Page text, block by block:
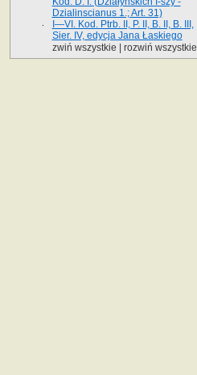
Dzialinscianus 1.; Art. 31)
I—VI. Kod. Ptrb. II, P. II, B. II, B. III,
Sier. IV, edycja Jana Łaskiego
zwiń wszystkie
rozwiń wszystkie